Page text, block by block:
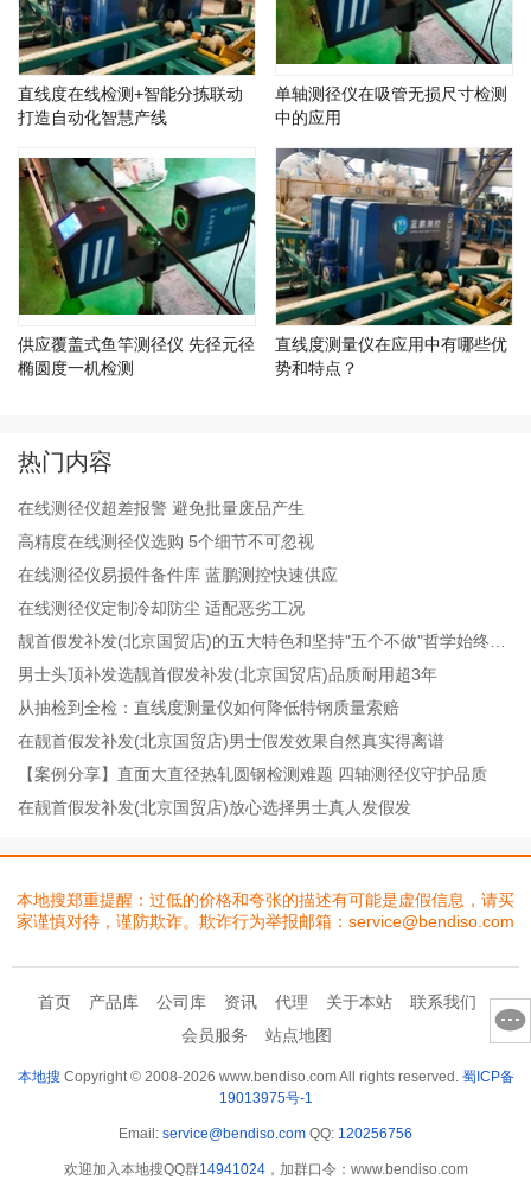
直线度在线检测+智能分拣联动
打造自动化智慧产线
单轴测径仪在吸管无损尺寸检测
中的应用
供应覆盖式鱼竿测径仪 先径元径
椭圆度一机检测
直线度测量仪在应用中有哪些优
势和特点？
热门内容
在线测径仪超差报警 避免批量废品产生
高精度在线测径仪选购 5个细节不可忽视
在线测径仪易损件备件库 蓝鹏测控快速供应
在线测径仪定制冷却防尘 适配恶劣工况
靓首假发补发(北京国贸店)的五大特色和坚持"五个不做"哲学始终为
顾客着想
男士头顶补发选靓首假发补发(北京国贸店)品质耐用超3年
从抽检到全检：直线度测量仪如何降低特钢质量索赔
在靓首假发补发(北京国贸店)男士假发效果自然真实得离谱
【案例分享】直面大直径热轧圆钢检测难题 四轴测径仪守护品质
在靓首假发补发(北京国贸店)放心选择男士真人发假发
本地搜郑重提醒：过低的价格和夸张的描述有可能是虚假信息，请买
家谨慎对待，谨防欺诈。欺诈行为举报邮箱：service@bendiso.com
首页 产品库 公司库 资讯 代理 关于本站
联系我们
会员服务
站点地图
本地搜 Copyright © 2008-2026 www.bendiso.com All rights reserved. 蜀ICP备
19013975号-1
Email: service@bendiso.com QQ: 120256756
欢迎加入本地搜QQ群14941024，加群口令：www.bendiso.com